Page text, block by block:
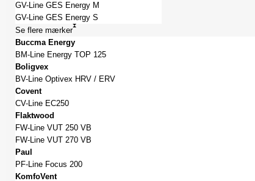
GV-Line GES Energy M
GV-Line GES Energy S
Se flere mærker
Buccma Energy
BM-Line Energy TOP 125
Boligvex
BV-Line Optivex HRV / ERV
Covent
CV-Line EC250
Flaktwood
FW-Line VUT 250 VB
FW-Line VUT 270 VB
Paul
PF-Line Focus 200
KomfoVent